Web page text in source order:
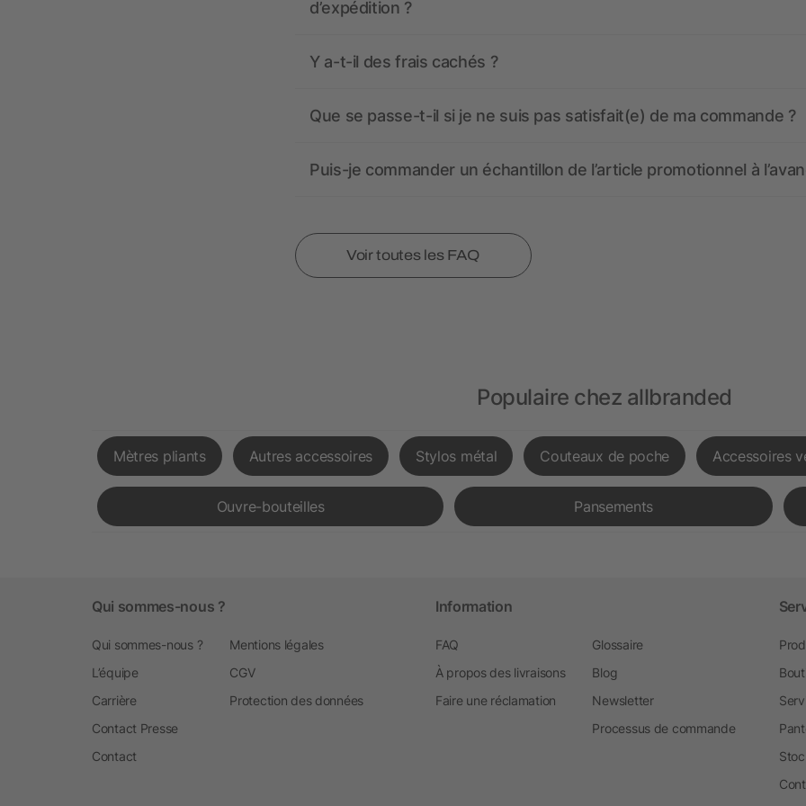
d’expédition ?
Y a-t-il des frais cachés ?
Que se passe-t-il si je ne suis pas satisfait(e) de ma commande ?
Puis-je commander un échantillon de l’article promotionnel à
Voir toutes les FAQ
Populaire chez allbranded
Mètres pliants Autres accessoires Stylos métal Couteaux de poche Accessoires
Ouvre-bouteilles Pansements
Qui sommes-nous ?
Qui sommes-nous ?
L’équipe
Carrière
Contact Presse
Contact
Mentions légales
CGV
Protection des données
Information
FAQ
À propos des livraisons
Faire une réclamation
Glossaire
Blog
Newsletter
Processus de commande